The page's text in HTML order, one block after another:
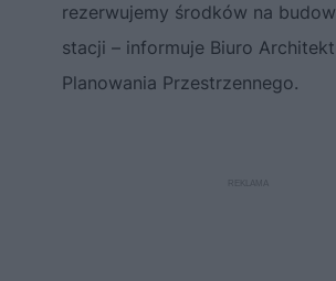
rezerwujemy środków na
stacji – informuje Biuro
Planowania Przestrzennego.